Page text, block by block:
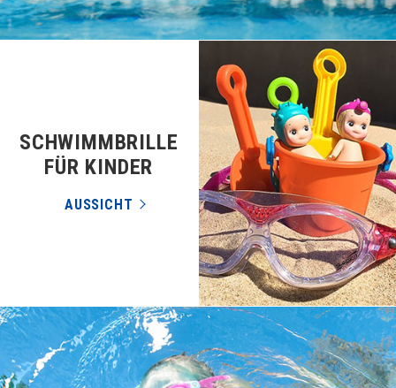
SCHWIMMBRILLE
FÜR KINDER
AUSSICHT